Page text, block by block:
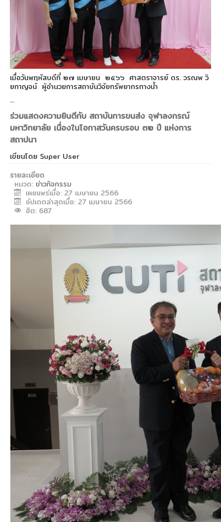
เมื่อวันพฤหัสบดีที่ ๒๗ เมษายน ๒๕๖๖ ศาสตราจารย์ ดร. วรณพ วิ
ยกาญจน์ ผู้อำนวยการสถาบันวิจัยทรัพยากรทางน้ำ
...
ร่วมแสดงความยินดีกับ สถาบันการขนส่ง จุฬาลงกรณ์
มหาวิทยาลัย เนื่องในโอกาสวันครบรอบ ๓๒ ปี แห่งการ
สถาปนา
เขียนโดย Super User
รายละเอียด
หมวด: ข่าวกิจกรรม
เผยแพร่เมื่อ: 27 เมษายน 2566
อัปเดตล่าสุดเมื่อ: 27 เมษายน 2566
ฮิต: 687